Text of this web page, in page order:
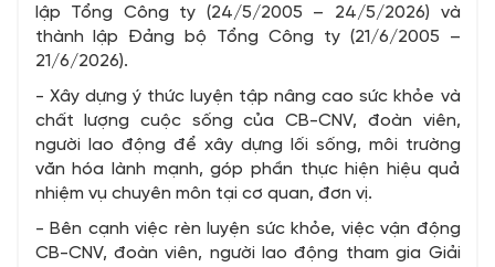
lập Tổng Công ty (24/5/2005 – 24/5/2026) và
thành lập Đảng bộ Tổng Công ty (21/6/2005 –
21/6/2026).
- Xây dựng ý thức luyện tập nâng cao sức khỏe và
chất lượng cuộc sống của CB-CNV, đoàn viên,
người lao động để xây dựng lối sống, môi trường
văn hóa lành mạnh, góp phần thực hiện hiệu quả
nhiệm vụ chuyên môn tại cơ quan, đơn vị.
- Bên cạnh việc rèn luyện sức khỏe, việc vận động
CB-CNV, đoàn viên, người lao động tham gia Giải